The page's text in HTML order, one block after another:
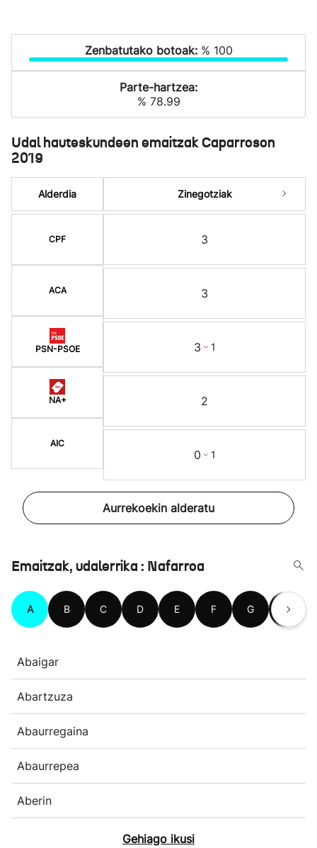
Zenbatutako botoak: % 100
Parte-hartzea:
% 78.99
Udal hauteskundeen emaitzak Caparroson
2019
Alderdia
CPF
ACA
PSN-PSOE
NA+
AIC
Zinegotziak
3
3
3 1
2
0 1
Aurrekoekin alderatu
Emaitzak, udalerrika : Nafarroa
A B C D E F G H
Abaigar
Abartzuza
Abaurregaina
Abaurrepea
Aberin
Gehiago ikusi